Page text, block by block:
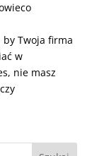
Twoja firma
w
nie masz